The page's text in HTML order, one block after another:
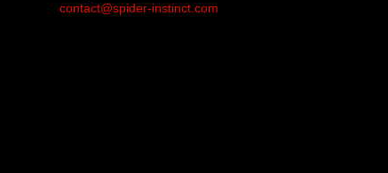
contact@spider-instinct.com